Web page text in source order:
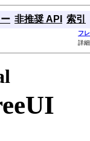
非推奨 API 索引
フ
詳